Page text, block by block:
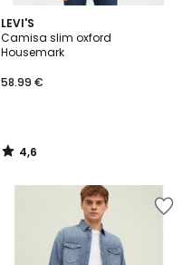
LEVI'S
Camisa slim oxford
Housemark
58.99 €
4,6
/ 5
4,6
/